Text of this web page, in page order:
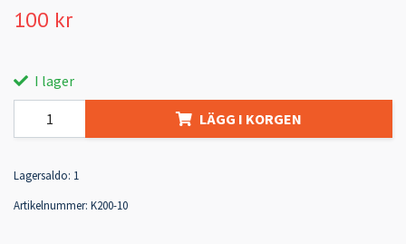
100 kr
I lager
LÄGG I KORGEN
Lagersaldo: 1
Artikelnummer: K200-10